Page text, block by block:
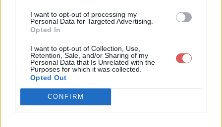
I want to opt-out of processing my
Personal Data for Targeted Advertising.
Opted In
I want to opt-out of Collection, Use,
Retention, Sale, and/or Sharing of my
Personal Data that Is Unrelated with the
Purposes for which it was collected.
Opted Out
CONFIRM
Télécharger le fichier DSC_0832.j
Télécharger DSC_0832.jpg